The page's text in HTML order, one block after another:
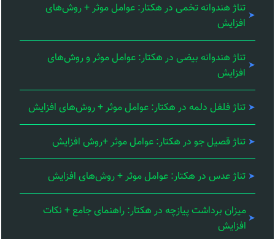
تناژ هندوانه تخمی در هکتار: عوامل موثر + روش‌های
افزایش
تناژ هندوانه بیضی در هکتار: عوامل موثر و روش‌های
افزایش
تناژ فلفل دلمه در هکتار: عوامل موثر + روش‌های افزایش
تناژ قصیل جو در هکتار: عوامل موثر +روش افزایش
تناژ عدس در هکتار: عوامل موثر + روش‌های افزایش
میزان برداشت پیازچه در هکتار: راهنمای جامع + نکات
افزایش